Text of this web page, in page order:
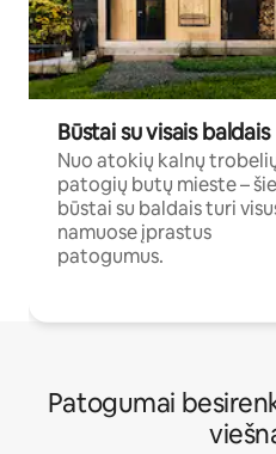
Būstai su visais baldais
Nuo atokių kalnų
patogių butų mieste – šie
būstai su baldais turi
namuose įprastus
patogumus.
Patogumai